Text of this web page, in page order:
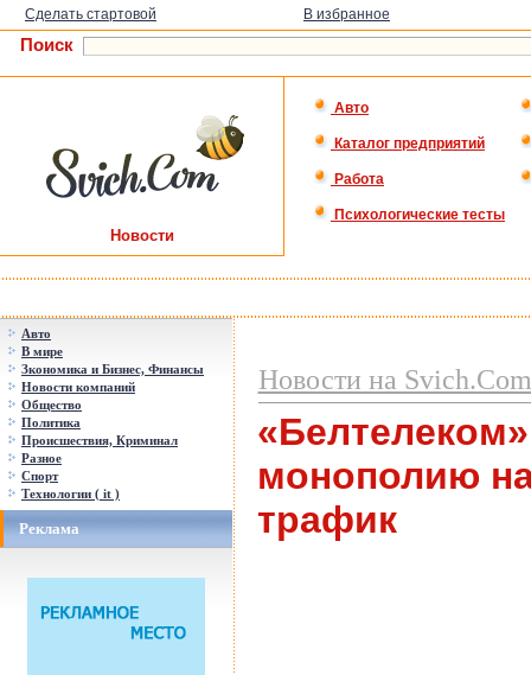
Сделать стартовой В избранное
Поиск
Новости
Авто
Каталог предприятий
Работа
Психологические тесты
Авто
В мире
Зкономика и Бизнес, Финансы
Новости компаний
Общество
Политика
Происшествия, Криминал
Разное
Спорт
Технологии ( it )
Реклама
Новости на Svich.Com
монополию
трафик